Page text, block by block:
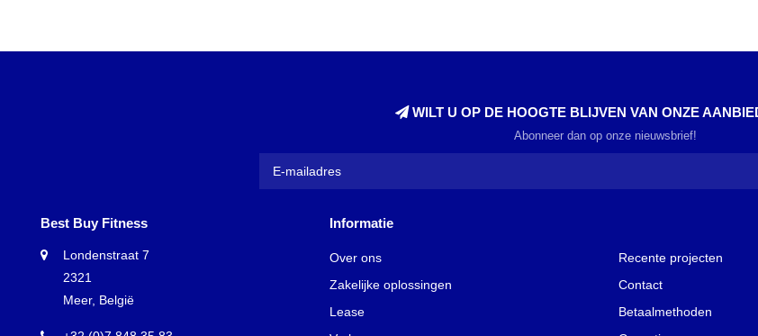
WILT U OP DE HOOGTE BLIJVEN VAN ONZE
Abonneer dan op onze nieuwsbrief!
Best Buy Fitness
Londenstraat 7
2321
Meer, België
Informatie
Over ons
Zakelijke oplossingen
Lease
Recente projecten
Contact
Betaalmethoden